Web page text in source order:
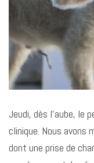
Jeudi, dès l’aube, le
clinique. Nous avons
dont une prise de